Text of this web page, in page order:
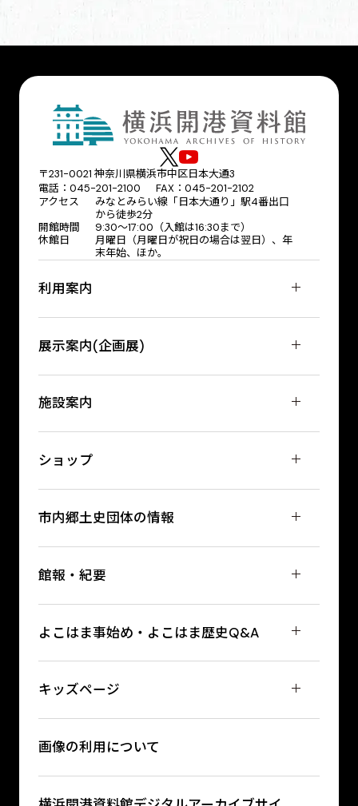
〒231-0021 神奈川県横浜市中区日本大通3
電話：045-201-2100 FAX：045-201-2102
アクセス
みなとみらい線「日本大通り」駅4番出口
から徒歩2分
開館時間
9:30〜17:00（入館は16:30まで）
休館日
月曜日（月曜日が祝日の場合は翌日）、年
末年始、ほか。
利用案内
展示案内(企画展)
施設案内
ショップ
市内郷土史団体の情報
館報・紀要
よこはま事始め・よこはま歴史Q&A
キッズページ
画像の利用について